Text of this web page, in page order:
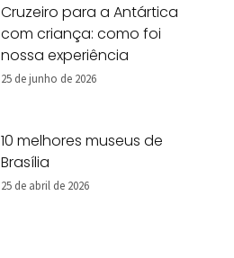
Cruzeiro para a Antártica
com criança: como foi
nossa experiência
25 de junho de 2026
10 melhores museus de
Brasília
25 de abril de 2026